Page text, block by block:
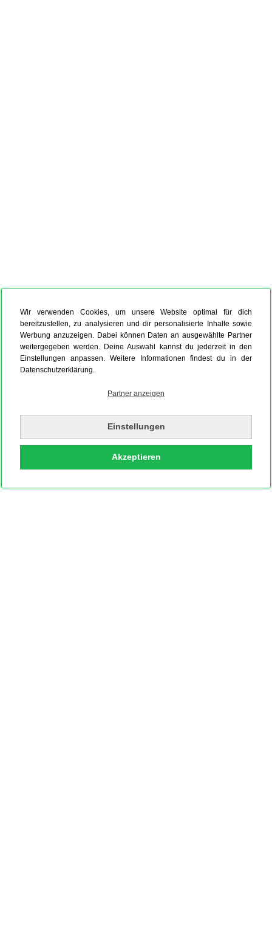
Wir verwenden Cookies, um unsere Website optimal für dich
bereitzustellen, zu analysieren und dir personalisierte Inhalte sowie
Werbung anzuzeigen. Dabei können Daten an ausgewählte Partner
weitergegeben werden. Deine Auswahl kannst du jederzeit in den
Einstellungen anpassen. Weitere Informationen findest du in der
Datenschutzerklärung.
Partner anzeigen
Einstellungen
Akzeptieren